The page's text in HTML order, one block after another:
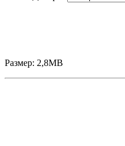
Размер: 2,8МВ